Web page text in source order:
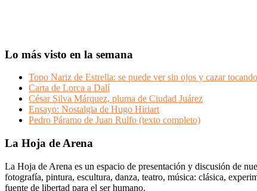
Lo más visto en la semana
Topo Nariz de Estrella: se puede ver sin ojos y cazar
Carta de Lorca a Dalí
César Silva Márquez, pluma de Ciudad Juárez
Ensayo: Nostalgia de Hugo Hiriart
Pedro Páramo de Juan Rulfo (texto completo)
Footer
La Hoja de Arena
La Hoja de Arena es un espacio de presentación y discusión de
fotografía, pintura, escultura, danza, teatro, música: clásica,
fuente de libertad para el ser humano.